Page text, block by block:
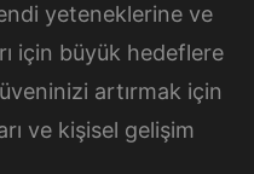
yeteneklerine ve
için büyük hedeflere
artırmak için
ve kişisel gelişim